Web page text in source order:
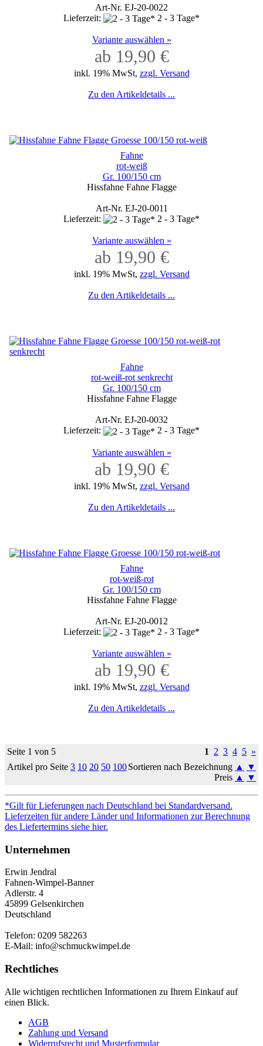
Art-Nr. EJ-20-0022
Lieferzeit:
2 - 3 Tage*
Variante auswählen »
ab 19,90 €
inkl. 19% MwSt, zzgl. Versand
Zu den Artikeldetails ...
Fahne
rot-weiß
Gr. 100/150 cm
Hissfahne Fahne Flagge
Art-Nr. EJ-20-0011
Lieferzeit:
2 - 3 Tage*
Variante auswählen »
ab 19,90 €
inkl. 19% MwSt, zzgl. Versand
Zu den Artikeldetails ...
Fahne
rot-weiß-rot senkrecht
Gr. 100/150 cm
Hissfahne Fahne Flagge
Art-Nr. EJ-20-0032
Lieferzeit:
2 - 3 Tage*
Variante auswählen »
ab 19,90 €
inkl. 19% MwSt, zzgl. Versand
Zu den Artikeldetails ...
Fahne
rot-weiß-rot
Gr. 100/150 cm
Hissfahne Fahne Flagge
Art-Nr. EJ-20-0012
Lieferzeit:
2 - 3 Tage*
Variante auswählen »
ab 19,90 €
inkl. 19% MwSt, zzgl. Versand
Zu den Artikeldetails ...
Seite 1 von 5 1 2 3 4 5 »
Artikel pro Seite 3 10 20 50 100Sortieren nach Bezeichnung ▲
▼
Preis ▲ ▼
*Gilt für Lieferungen nach Deutschland bei Standardversand.
Lieferzeiten für andere Länder und Informationen zur Berechnung
des Liefertermins siehe hier.
Unternehmen
Erwin Jendral
Fahnen-Wimpel-Banner
Adlerstr. 4
45899 Gelsenkirchen
Deutschland
Telefon: 0209 582263
E-Mail: info@schmuckwimpel.de
Rechtliches
Alle wichtigen rechtlichen Informationen zu Ihrem Einkauf auf
einen Blick.
AGB
Zahlung und Versand
Widerrufsrecht und Musterformular